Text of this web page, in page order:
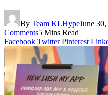
By Team KLHypeJune
Comments5 Mins Read
Facebook Twitter Pinterest